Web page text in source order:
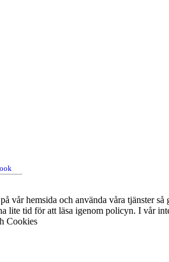
vår hemsida och använda våra tjänster
lite tid för att läsa igenom policyn. I vår
Cookies